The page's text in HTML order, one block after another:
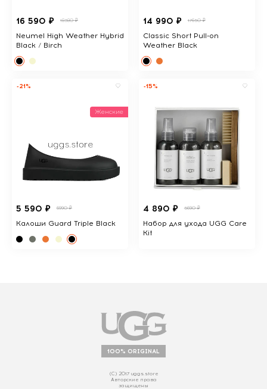
16 590 ₽ 18380 ₽
Neumel High Weather Hybrid
Black / Birch
14 990 ₽ 17650 ₽
Classic Short Pull-on
Weather Black
Женские
-21%
5 590 ₽ 6990 ₽
Калоши Guard Triple Black
-15%
4 890 ₽ 5690 ₽
Набор для ухода UGG Care
Kit
100% ORIGINAL
(С) 2017 uggs.store
Авторские права
защищены